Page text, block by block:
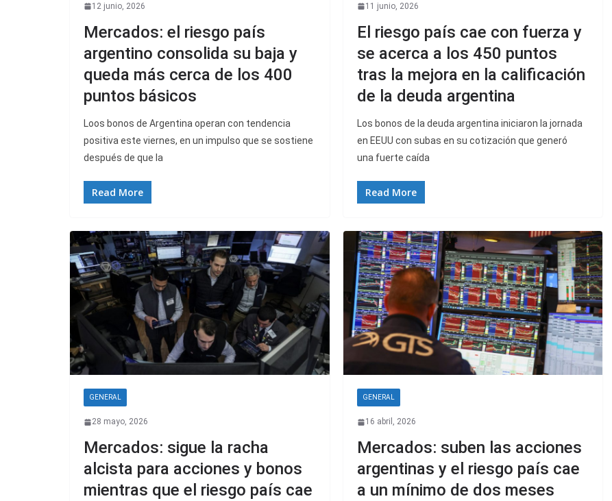
12 junio, 2026
Mercados: el riesgo país
argentino consolida su baja y
queda más cerca de los 400
puntos básicos
Loos bonos de Argentina operan con tendencia
positiva este viernes, en un impulso que se sostiene
después de que la
Read More
11 junio, 2026
El riesgo país cae con fuerza y
se acerca a los 450 puntos
tras la mejora en la calificación
de la deuda argentina
Los bonos de la deuda argentina iniciaron la jornada
en EEUU con subas en su cotización que generó
una fuerte caída
Read More
GENERAL
28 mayo, 2026
Mercados: sigue la racha
alcista para acciones y bonos
mientras que el riesgo país cae
GENERAL
16 abril, 2026
Mercados: suben las acciones
argentinas y el riesgo país cae
a un mínimo de dos meses